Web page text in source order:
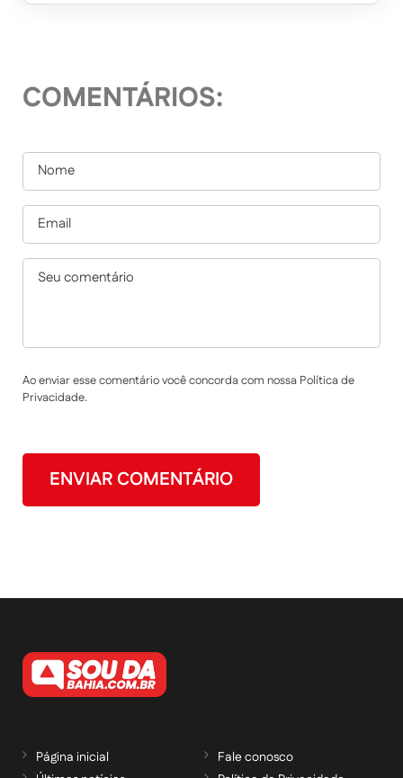
COMENTÁRIOS:
Ao enviar esse comentário você concorda com nossa Política de
Privacidade.
Página inicial
Fale conosco